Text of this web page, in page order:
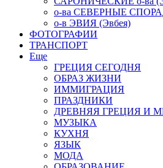
о-ва СЕВЕРНЫЕ
о-в ЭВИЯ (Эвбея)
ФОТОГРАФИИ
ТРАНСПОРТ
Еще
ГРЕЦИЯ СЕГОДНЯ
ОБРАЗ ЖИЗНИ
ИММИГРАЦИЯ
ПРАЗДНИКИ
ДРЕВНЯЯ ГРЕЦИЯ И
МУЗЫКА
КУХНЯ
ЯЗЫК
МОДА